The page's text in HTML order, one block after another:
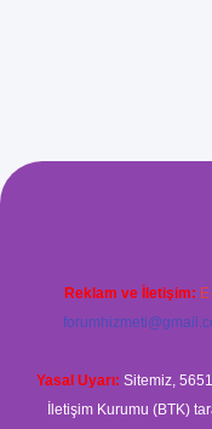
Reklam ve İletişim:
Yasal Uyarı: Sitemiz,
İletişim Kurumu (BTK)